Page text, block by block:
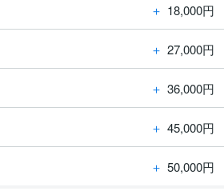
＋ 18,000円
＋ 27,000円
＋ 36,000円
＋ 45,000円
＋ 50,000円